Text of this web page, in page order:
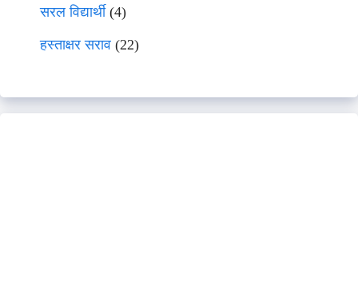
सरल विद्यार्थी(4)
हस्ताक्षर सराव (22)